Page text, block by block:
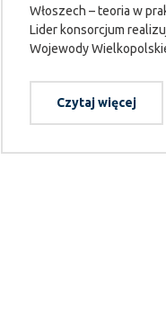
Włoszech – teoria w
Lider konsorcjum
Wojewody
Czytaj więcej